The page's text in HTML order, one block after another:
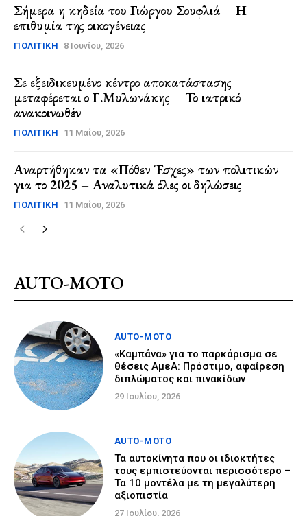
Σήμερα η κηδεία του Γιώργου Σουφλιά – Η
επιθυμία της οικογένειας
ΠΟΛΙΤΙΚΉ 8 Ιουνίου, 2026
Σε εξειδικευμένο κέντρο αποκατάστασης
μεταφέρεται ο Γ.Μυλωνάκης – Το ιατρικό
ανακοινωθέν
ΠΟΛΙΤΙΚΉ 11 Μαΐου, 2026
Αναρτήθηκαν τα «Πόθεν Έσχες» των πολιτικών
για το 2025 – Αναλυτικά όλες οι δηλώσεις
ΠΟΛΙΤΙΚΉ 11 Μαΐου, 2026
AUTO-MOTO
AUTO-MOTO
«Καμπάνα» για το παρκάρισμα σε
θέσεις ΑμεΑ: Πρόστιμο, αφαίρεση
διπλώματος και πινακίδων
29 Ιουλίου, 2026
AUTO-MOTO
Τα αυτοκίνητα που οι ιδιοκτήτες
τους εμπιστεύονται περισσότερο –
Τα 10 μοντέλα με τη μεγαλύτερη
αξιοπιστία
27 Ιουλίου, 2026